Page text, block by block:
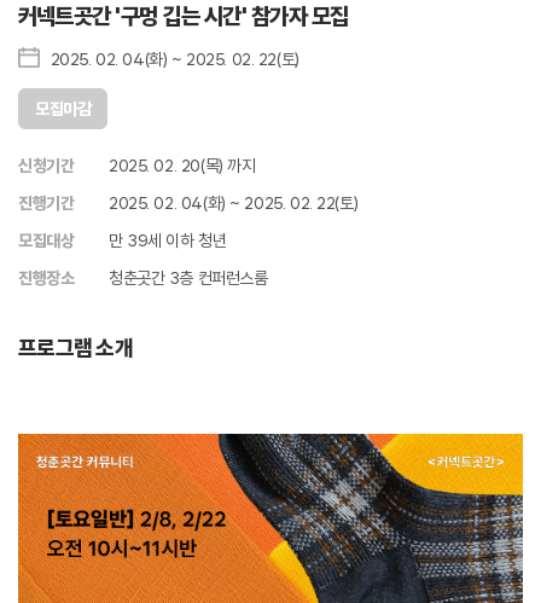
커넥트곳간 '구멍 깁는 시간' 참가자 모집
2025. 02. 04(화) ~ 2025. 02. 22(토)
모집마감
신청기간
2025. 02. 20(목) 까지
진행기간
2025. 02. 04(화) ~ 2025. 02. 22(토)
모집대상
만 39세 이하 청년
진행장소
청춘곳간 3층 컨퍼런스룸
프로그램 소개